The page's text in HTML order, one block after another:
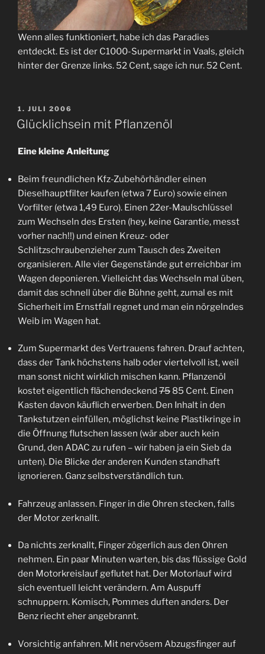
Wenn alles funktioniert, habe ich das Paradies
entdeckt. Es ist der C1000-Supermarkt in Vaals, gleich
hinter der Grenze links. 52 Cent, sage ich nur. 52 Cent.
VERÖFFENTLICHT
AM
1. JULI 2006
Glücklichsein mit Pflanzenöl
Eine kleine Anleitung
Beim freundlichen Kfz-Zubehörhändler einen
Dieselhauptfilter kaufen (etwa 7 Euro) sowie einen
Vorfilter (etwa 1,49 Euro). Einen 22er-Maulschlüssel
zum Wechseln des Ersten (hey, keine Garantie, messt
vorher nach!!) und einen Kreuz- oder
Schlitzschraubenzieher zum Tausch des Zweiten
organisieren. Alle vier Gegenstände gut erreichbar im
Wagen deponieren. Vielleicht das Wechseln mal üben,
damit das schnell über die Bühne geht, zumal es mit
Sicherheit im Ernstfall regnet und man ein nörgelndes
Weib im Wagen hat.
Zum Supermarkt des Vertrauens fahren. Drauf achten,
dass der Tank höchstens halb oder viertelvoll ist, weil
man sonst nicht wirklich mischen kann. Pflanzenöl
kostet eigentlich flächendeckend 75 85 Cent. Einen
Kasten davon käuflich erwerben. Den Inhalt in den
Tankstutzen einfüllen, möglichst keine Plastikringe in
die Öffnung flutschen lassen (wär aber auch kein
Grund, den ADAC zu rufen – wir haben ja ein Sieb da
unten). Die Blicke der anderen Kunden standhaft
ignorieren. Ganz selbstverständlich tun.
Fahrzeug anlassen. Finger in die Ohren stecken, falls
der Motor zerknallt.
Da nichts zerknallt, Finger zögerlich aus den Ohren
nehmen. Ein paar Minuten warten, bis das flüssige Gold
den Motorkreislauf geflutet hat. Der Motorlauf wird
sich eventuell leicht verändern. Am Auspuff
schnuppern. Komisch, Pommes duften anders. Der
Benz riecht eher angebrannt.
Vorsichtig anfahren. Mit nervösem Abzugsfinger auf